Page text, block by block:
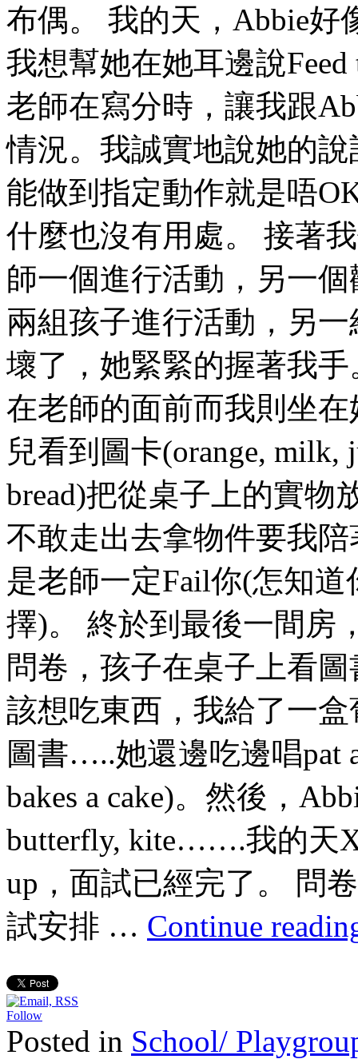
布偶。 我的天，Abbie好
我想幫她在她耳邊說
老師在寫分時，讓我跟
情況。我誠實地說她的
能做到指定動作就是唔
什麼也沒有用處。 接著
師一個進行活動，另一
兩組孩子進行活動，另
壞了，她緊緊的握著我
在老師的面前而我則坐
兒看到圖卡(orange, milk,
bread)把從桌子上的實物
不敢走出去拿物件要我
是老師一定Fail你(怎知
擇)。 終於到最後一間房
問卷，孩子在桌子上看
該想吃東西，我給了一
圖書…..她還邊吃邊唱pat
bakes a cake)。然後，
butterfly, kite…….我的天
up，面試已經完了。 問
試安排 … Continue
Follow
Posted in School/